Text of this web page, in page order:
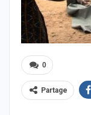
0
Partage